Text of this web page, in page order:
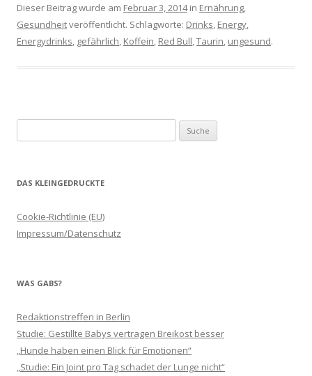
Dieser Beitrag wurde am Februar 3, 2014in Ernährung,
Gesundheitveröffentlicht. Schlagworte: Drinks, Energy,
Energydrinks, gefährlich, Koffein, Red Bull,Taurin, ungesund.
nach:
DAS KLEINGEDRUCKTE
Cookie-Richtlinie (EU)
Impressum/Datenschutz
WAS GABS?
Redaktionstreffen in Berlin
Studie: Gestillte Babys vertragen Breikost besser
„Hunde haben einen Blick für Emotionen“
„Studie: Ein Joint pro Tag schadet der Lunge nicht“